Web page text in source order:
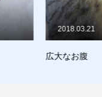
お問合せ 猫日記
広大なお腹
2018.03.21